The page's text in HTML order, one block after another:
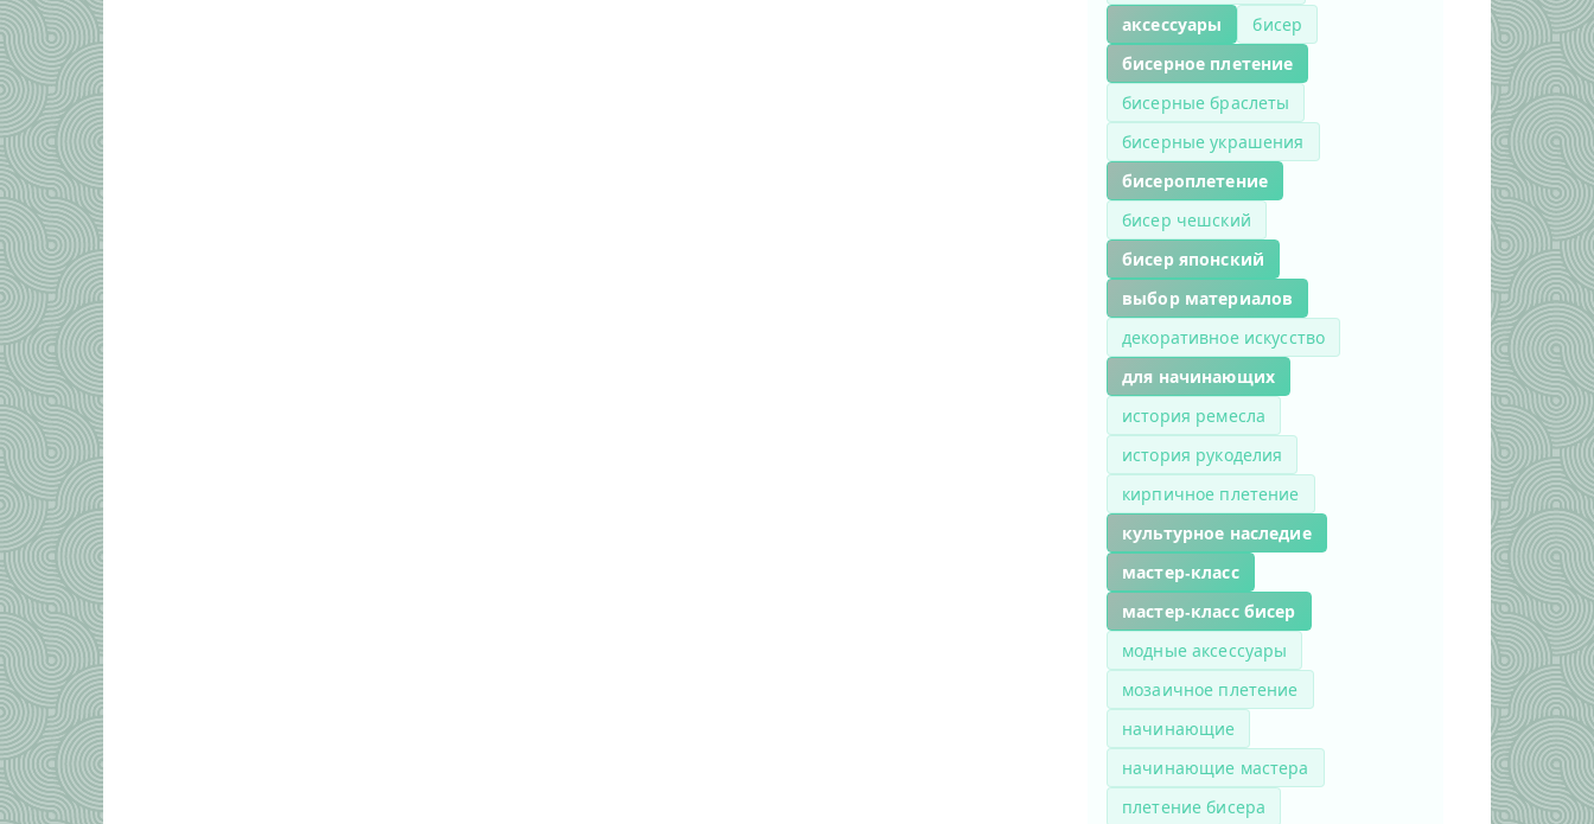
аксессуары бисер
бисерное плетение
бисерные браслеты
бисерные украшения
бисероплетение
бисер чешский
бисер японский
выбор материалов
декоративное искусство
для начинающих
история ремесла
история рукоделия
кирпичное плетение
культурное наследие
мастер-класс
мастер-класс бисер
модные аксессуары
мозаичное плетение
начинающие
начинающие мастера
плетение бисера